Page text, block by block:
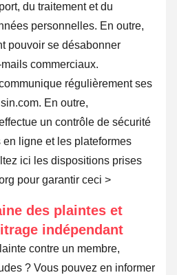
du traitement et du
personnelles. En outre,
pouvoir se désabonner
commerciaux.
régulièrement ses
En outre,
un contrôle de sécurité
ligne et les plateformes
ici les dispositions prises
pour garantir ceci >
des plaintes et
indépendant
contre un membre,
? Vous pouvez en informer